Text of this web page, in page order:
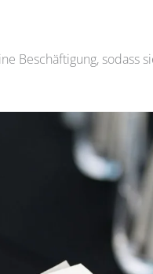
Beschäftigung, sodass